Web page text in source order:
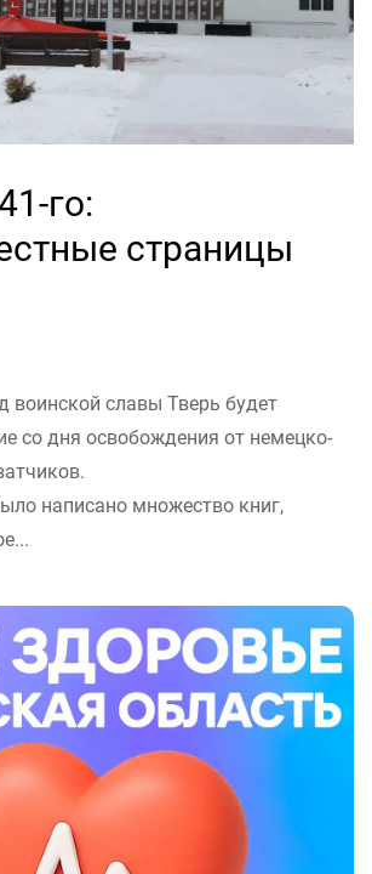
го:
страницы
воинской славы Тверь будет
со дня освобождения от немецко-
написано множество книг,